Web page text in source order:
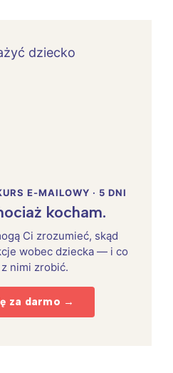
E-MAILOWY · 5 DNI
kocham.
Ci zrozumieć, skąd
wobec dziecka — i co
nimi zrobić.
za darmo →